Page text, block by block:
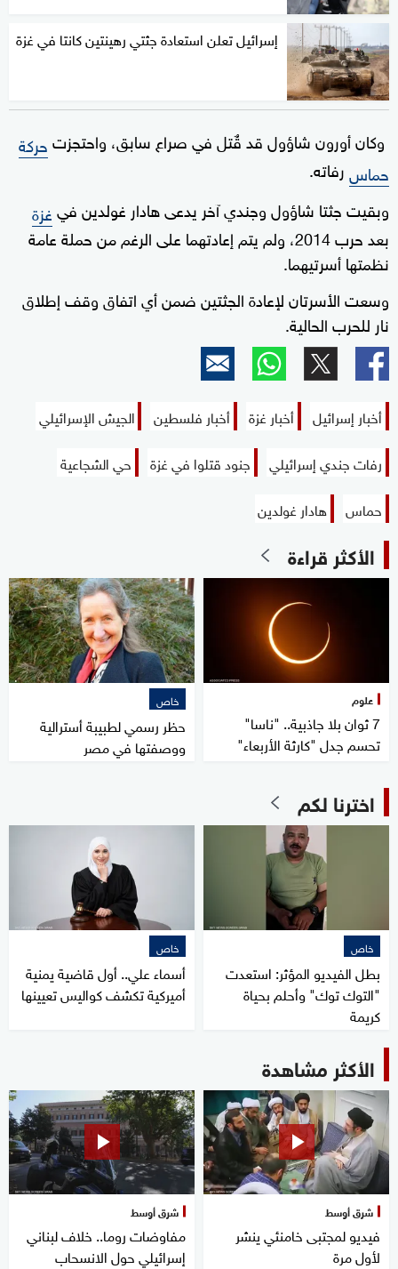
إسرائيل تعلن استعادة جثتي رهينتين كانتا في غزة
وكان أورون شاؤول قد قٌتل في صراع سابق، واحتجزتحركة
حماسرفاته.
وبقيت جثتا شاؤول وجندي آخر يدعى هادار غولدين فيغزة
بعد حرب 2014، ولم يتم إعادتهما على الرغم من حملة عامة
نظمتها أسرتيهما.
وسعت الأسرتان لإعادة الجثتين ضمن أي اتفاق وقف إطلاق
نار للحرب الحالية.
أخبار إسرائيل أخبار غزة أخبار فلسطين
الجيش الإسرائيلي
رفات جندي إسرائيلي
جنود قتلوا في غزة
حي الشجاعية
حماس
هادار غولدين
الأكثر قراءة
علوم
7 ثوان بلا جاذبية.. "ناسا"
تحسم جدل "كارثة الأربعاء"
خاص
حظر رسمي لطبيبة أسترالية
ووصفتها في مصر
اخترنا لكم
خاص
بطل الفيديو المؤثر: استعدت
"التوك توك" وأحلم بحياة
كريمة
خاص
أسماء علي.. أول قاضية يمنية
أميركية تكشف كواليس تعيينها
الأكثر مشاهدة
شرق أوسط
فيديو لمجتبى خامنئي ينشر
لأول مرة
شرق أوسط
مفاوضات روما.. خلاف لبناني
إسرائيلي حول الانسحاب